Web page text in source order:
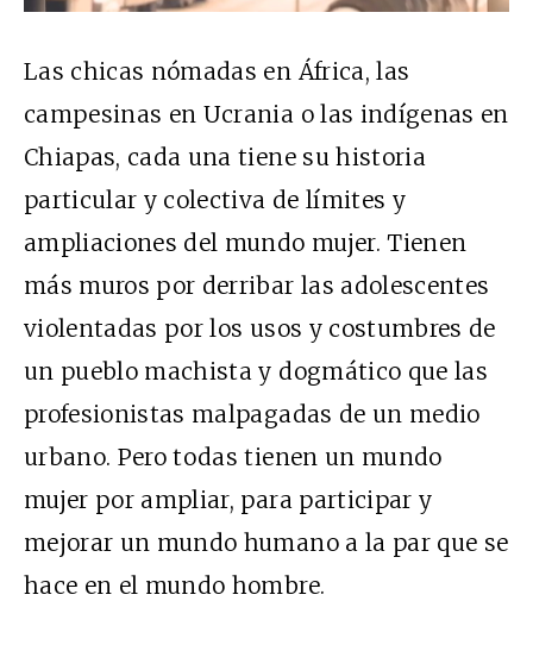
Las chicas nómadas en África, las
campesinas en Ucrania o las indígenas en
Chiapas, cada una tiene su historia
particular y colectiva de límites y
ampliaciones del mundo mujer. Tienen
más muros por derribar las adolescentes
violentadas por los usos y costumbres de
un pueblo machista y dogmático que las
profesionistas malpagadas de un medio
urbano. Pero todas tienen un mundo
mujer por ampliar, para participar y
mejorar un mundo humano a la par que se
hace en el mundo hombre.